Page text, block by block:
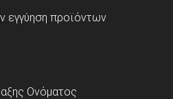
εγγύηση προϊόντων
Ονόματος